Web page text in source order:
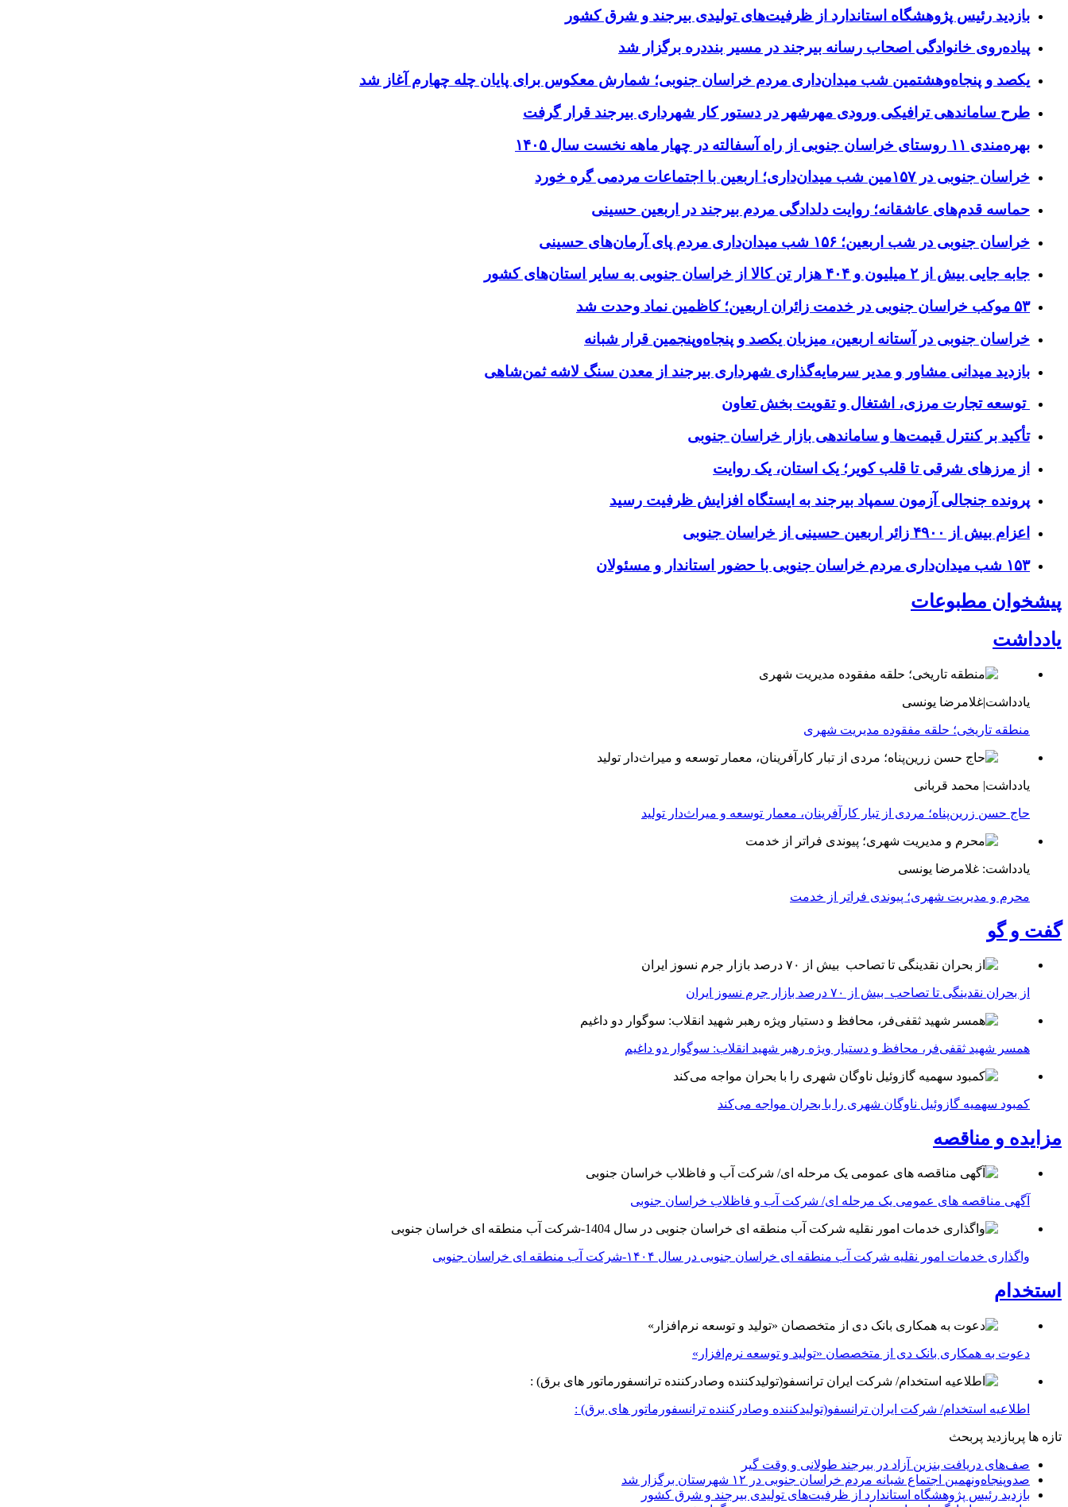
بازدید رئیس پژوهشگاه استاندارد از ظرفیت‌های تولیدی بیرجند و شرق کشور
پیاده‌روی خانوادگی اصحاب رسانه بیرجند در مسیر بنددره برگزار شد
یکصد و پنجاه‌وهشتمین شب میدان‌داری مردم خراسان جنوبی؛ شمارش معکوس برای پایان چله چهارم آغاز شد
طرح ساماندهی ترافیکی ورودی مهرشهر در دستور کار شهرداری بیرجند قرار گرفت
بهره‌مندی ۱۱ روستای خراسان جنوبی از راه آسفالته در چهار ماهه نخست سال ۱۴۰۵
خراسان جنوبی در ۱۵۷مین شب میدان‌داری؛ اربعین با اجتماعات مردمی گره خورد
حماسه قدم‌های عاشقانه؛ روایت دلدادگی مردم بیرجند در اربعین حسینی
خراسان جنوبی در شب اربعین؛ ۱۵۶ شب میدان‌داری مردم پای آرمان‌های حسینی
جابه جایی بیش از ۲ میلیون و ۴۰۴ هزار تن کالا از خراسان جنوبی به سایر استان‌های کشور
۵۳ موکب خراسان جنوبی در خدمت زائران اربعین؛ کاظمین نماد وحدت شد
خراسان جنوبی در آستانه اربعین، میزبان یکصد و پنجاه‌وپنجمین قرار شبانه
بازدید میدانی مشاور و مدیر سرمایه‌گذاری شهرداری بیرجند از معدن سنگ لاشه ثمن‌شاهی
توسعه تجارت مرزی، اشتغال و تقویت بخش تعاون
تأکید بر کنترل قیمت‌ها و ساماندهی بازار خراسان جنوبی
از مرزهای شرقی تا قلب کویر؛ یک استان، یک روایت
پرونده جنجالی آزمون سمپاد بیرجند به ایستگاه افزایش ظرفیت رسید
اعزام بیش از ۴۹۰۰ زائر اربعین حسینی از خراسان جنوبی
۱۵۳ شب میدان‌داری مردم خراسان جنوبی با حضور استاندار و مسئولان
پیشخوان مطبوعات
یادداشت
یادداشت|غلامرضا یونسی
منطقه تاریخی؛ حلقه مفقوده مدیریت شهری
یادداشت| محمد قربانی
حاج حسن زرین‌پناه؛ مردی از تبار کارآفرینان، معمار توسعه و میراث‌دار تولید
یادداشت: غلامرضا یونسی
محرم و مدیریت شهری؛ پیوندی فراتر از خدمت
گفت و گو
از بحران نقدینگی تا تصاحب بیش از ۷۰ درصد بازار جرم نسوز ایران
همسر شهید ثقفی‌فر، محافظ و دستیار ویژه رهبر شهید انقلاب: سوگوار دو داغیم
کمبود سهمیه گازوئیل ناوگان شهری را با بحران مواجه می‌کند
مزایده و مناقصه
آگهی مناقصه های عمومی یک مرحله ای/ شرکت آب و فاظلاب خراسان جنوبی
واگذاری خدمات امور نقلیه شرکت آب منطقه ای خراسان جنوبی در سال ۱۴۰۴-شرکت آب منطقه ای خراسان جنوبی
استخدام
دعوت به همکاری بانک دی از متخصصان «تولید و توسعه نرم‌افزار»
اطلاعیه استخدام/ شرکت ایران ترانسفو(تولیدکننده وصادرکننده ترانسفورماتور های برق) :
تازه ها پربازدید پربحث
صف‌های دریافت بنزین آزاد در بیرجند طولانی و وقت گیر
صدوپنجاه‌ونهمین اجتماع شبانه مردم خراسان جنوبی در ۱۲ شهرستان برگزار شد
بازدید رئیس پژوهشگاه استاندارد از ظرفیت‌های تولیدی بیرجند و شرق کشور